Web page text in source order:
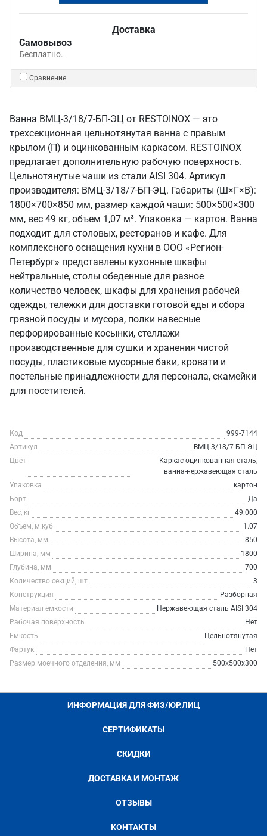
Доставка
Самовывоз
Бесплатно.
Сравнение
Ванна ВМЦ-3/18/7-БП-ЭЦ от RESTOINOX — это
трехсекционная цельнотянутая ванна с правым
крылом (П) и оцинкованным каркасом. RESTOINOX
предлагает дополнительную рабочую поверхность.
Цельнотянутые чаши из стали AISI 304. Артикул
производителя: ВМЦ-3/18/7-БП-ЭЦ. Габариты (Ш×Г×В):
1800×700×850 мм, размер каждой чаши: 500×500×300
мм, вес 49 кг, объем 1,07 м³. Упаковка — картон. Ванна
подходит для столовых, ресторанов и кафе. Для
комплексного оснащения кухни в ООО «Регион-
Петербург» представлены кухонные шкафы
нейтральные, столы обеденные для разное
количество человек, шкафы для хранения рабочей
одежды, тележки для доставки готовой еды и сбора
грязной посуды и мусора, полки навесные
перфорированные косынки, стеллажи
производственные для сушки и хранения чистой
посуды, пластиковые мусорные баки, кровати и
постельные принадлежности для персонала, скамейки
для посетителей.
Код
999-7144
Артикул
ВМЦ-3/18/7-БП-ЭЦ
Цвет
Каркас-оцинкованная сталь,
ванна-нержавеющая сталь
Упаковка
картон
Борт
Да
Вес, кг
49.000
Объем, м.куб
1.07
Высота, мм
850
Ширина, мм
1800
Глубина, мм
700
Количество секций, шт
3
Конструкция
Разборная
Материал емкости
Нержавеющая сталь AISI 304
Рабочая поверхность
Нет
Емкость
Цельнотянутая
Фартук
Нет
Размер моечного отделения, мм
500х500х300
ИНФОРМАЦИЯ ДЛЯ ФИЗ/ЮР.ЛИЦ
СЕРТИФИКАТЫ
СКИДКИ
ДОСТАВКА И МОНТАЖ
ОТЗЫВЫ
КОНТАКТЫ